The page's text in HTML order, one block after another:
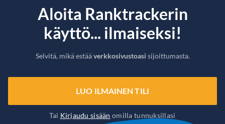
Aloita Ranktrackerin
käyttö... ilmaiseksi!
Selvitä, mikä estääverkkosivustoasi sijoittumasta.
LUO ILMAINEN TILI
Tai Kirjaudu sisään omilla tunnuksillasi